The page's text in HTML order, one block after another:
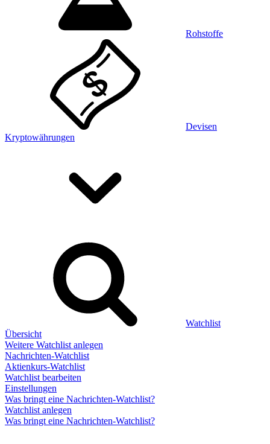
Rohstoffe
Devisen
Kryptowährungen
Watchlist
Übersicht
Weitere Watchlist anlegen
Nachrichten-Watchlist
Aktienkurs-Watchlist
Watchlist bearbeiten
Einstellungen
Was bringt eine Nachrichten-Watchlist?
Watchlist anlegen
Was bringt eine Nachrichten-Watchlist?